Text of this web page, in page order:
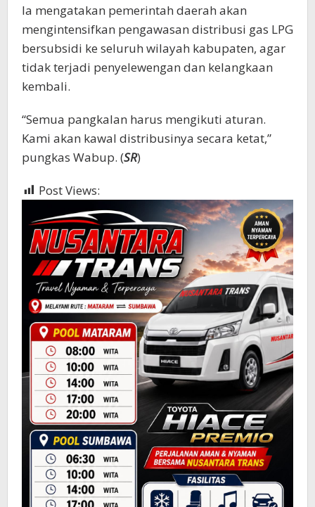
Ia mengatakan pemerintah daerah akan
mengintensifkan pengawasan distribusi gas LPG
bersubsidi ke seluruh wilayah kabupaten, agar
tidak terjadi penyelewengan dan kelangkaan
kembali.
“Semua pangkalan harus mengikuti aturan.
Kami akan kawal distribusinya secara ketat,”
pungkas Wabup. (SR)
Post Views: